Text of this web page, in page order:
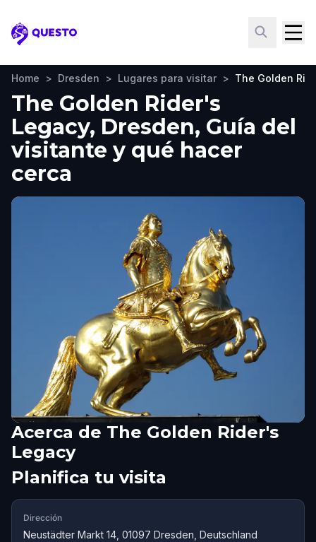
Questo
Home > Dresden > Lugares para visitar > The Golden
The Golden Rider's
Legacy, Dresden, Guía del
visitante y qué hacer
cerca
Acerca de The Golden Rider's
Legacy
Planifica tu visita
Dirección
Neustädter Markt 14, 01097 Dresden, Deutschland